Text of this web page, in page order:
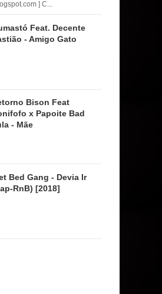
] C...
Feat. Decente
- Amigo Gato
Bison Feat
x Papoite Bad
- Mãe
Bed Gang - Devia Ir
RnB) [2018]